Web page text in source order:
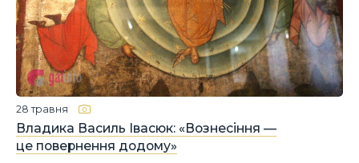
Владика Василь Івасюк: «Вознесіння —
це повернення додому»
28 травня